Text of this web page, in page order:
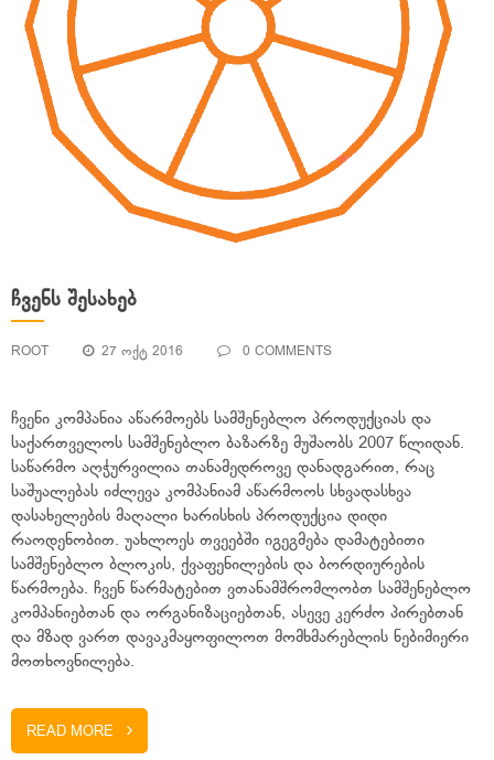
ᲩᲕᲔᲜᲡ ᲨᲔᲡᲐᲮᲔᲑ
ROOT 27 ᲝᲥᲢ 2016 0 COMMENTS
ჩვენი კომპანია აწარმოებს სამშენებლო პროდუქციას და
საქართველოს სამშენებლო ბაზარზე მუშაობს 2007 წლიდან.
საწარმო აღჭურვილია თანამედროვე დანადგარით, რაც
საშუალებას იძლევა კომპანიამ აწარმოოს სხვადასხვა
დასახელების მაღალი ხარისხის პროდუქცია დიდი
რაოდენობით. უახლოეს თვეებში იგეგმება დამატებითი
სამშენებლო ბლოკის, ქვაფენილების და ბორდიურების
წარმოება. ჩვენ წარმატებით ვთანამშრომლობთ სამშენებლო
კომპანიებთან და ორგანიზაციებთან, ასევე კერძო პირებთან
და მზად ვართ დავაკმაყოფილოთ მომხმარებლის ნებიმიერი
მოთხოვნილება.
READ MORE